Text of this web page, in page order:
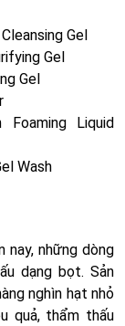
Gel
Gel
Gel
Liquid
Wash
nay, những dòng
dạng bọt. Sản
nghìn hạt nhỏ
quả, thẩm thấu